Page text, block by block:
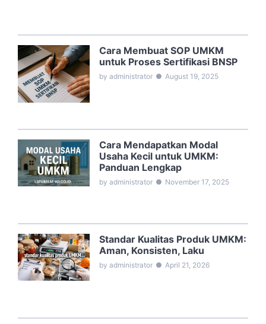
Cara Membuat SOP UMKM
untuk Proses Sertifikasi BNSP
by administrator ● August 19, 2025
Cara Mendapatkan Modal
Usaha Kecil untuk UMKM:
Panduan Lengkap
by administrator ● November 17, 2025
Standar Kualitas Produk UMKM:
Aman, Konsisten, Laku
by administrator ● April 21, 2026